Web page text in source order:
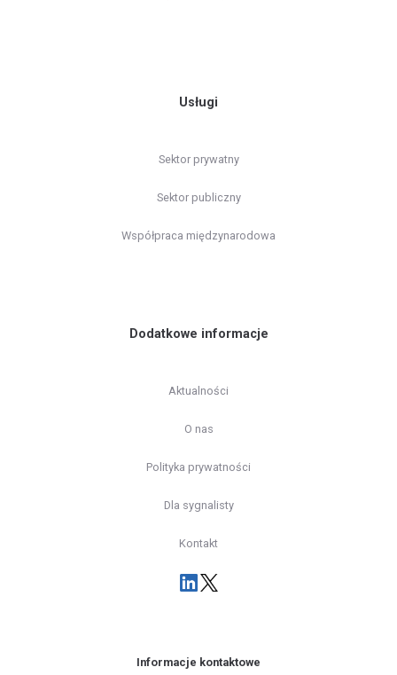
Usługi
Sektor prywatny
Sektor publiczny
Współpraca międzynarodowa
Dodatkowe informacje
Aktualności
O nas
Polityka prywatności
Dla sygnalisty
Kontakt
Informacje kontaktowe